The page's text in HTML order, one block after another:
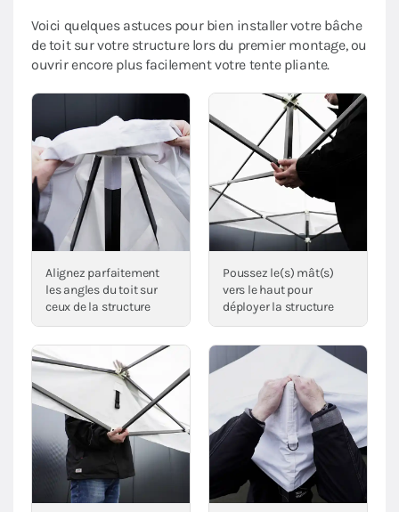
Voici quelques astuces pour bien installer votre bâche
de toit sur votre structure lors du premier montage, ou
ouvrir encore plus facilement votre tente pliante.
Alignez parfaitement
les angles du toit sur
ceux de la structure
Poussez le(s) mât(s)
vers le haut pour
déployer la structure